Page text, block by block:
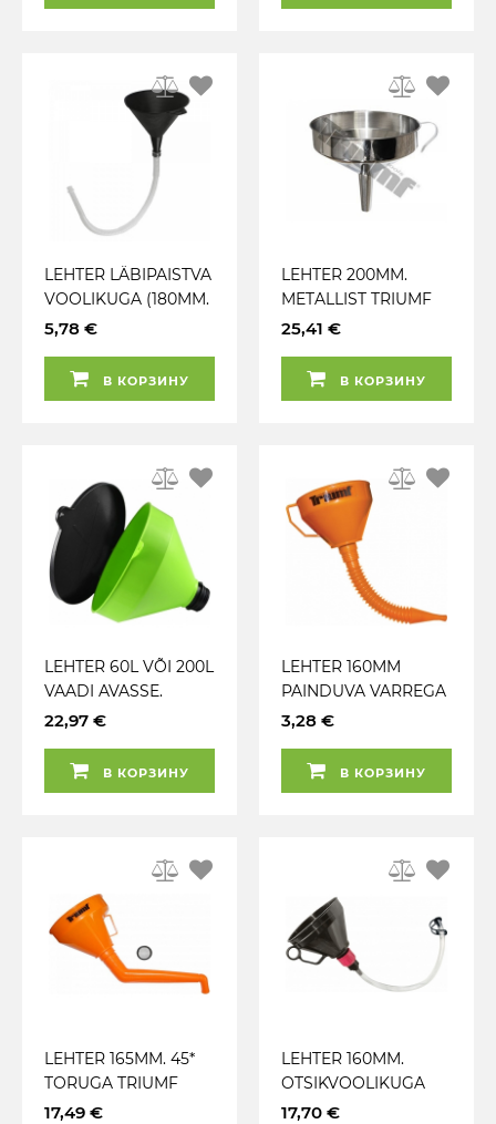
LEHTER LÄBIPAISTVA
VOOLIKUGA (180MM.
1.89L. VOOLIK
5,78 €
В КОРЗИНУ
LEHTER 200MM.
METALLIST TRIUMF
25,41 €
В КОРЗИНУ
LEHTER 60L VÕI 200L
VAADI AVASSE.
FILTRIGA. KAANEGA
22,97 €
В КОРЗИНУ
LEHTER 160MM
PAINDUVA VARREGA
ORANZ TRIUMF
3,28 €
В КОРЗИНУ
LEHTER 165MM. 45*
TORUGA TRIUMF
17,49 €
LEHTER 160MM.
OTSIKVOOLIKUGA
400MM.
17,70 €